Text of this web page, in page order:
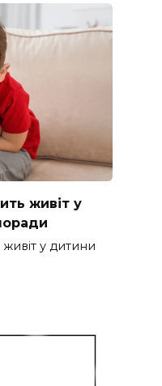
живіт у
у дитини